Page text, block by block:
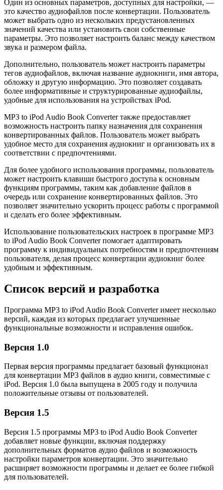
Один из основных параметров, доступных для настройки, —
это качество аудиофайлов после конвертации. Пользователь
может выбрать одно из нескольких предустановленных
значений качества или установить свои собственные
параметры. Это позволяет настроить баланс между качеством
звука и размером файла.
Дополнительно, пользователь может настроить параметры
тегов аудиофайлов, включая название аудиокниги, имя автора,
обложку и другую информацию. Это позволяет создавать
более информативные и структурированные аудиофайлы,
удобные для использования на устройствах iPod.
MP3 to iPod Audio Book Converter также предоставляет
возможность настроить папку назначения для сохранения
конвертированных файлов. Пользователь может выбрать
удобное место для сохранения аудиокниг и организовать их в
соответствии с предпочтениями.
Для более удобного использования программы, пользователь
может настроить клавиши быстрого доступа к основным
функциям программы, таким как добавление файлов в
очередь или сохранение конвертированных файлов. Это
позволяет значительно ускорить процесс работы с программой
и сделать его более эффективным.
Использование пользовательских настроек в программе MP3
to iPod Audio Book Converter помогает адаптировать
программу к индивидуальных потребностям и предпочтениям
пользователя, делая процесс конвертации аудиокниг более
удобным и эффективным.
Список версий и разработка
Программа MP3 to iPod Audio Book Converter имеет несколько
версий, каждая из которых предлагает улучшенные
функциональные возможности и исправления ошибок.
Версия 1.0
Первая версия программы предлагает базовый функционал
для конвертации MP3 файлов в аудио книги, совместимые с
iPod. Версия 1.0 была выпущена в 2005 году и получила
положительные отзывы от пользователей.
Версия 1.5
Версия 1.5 программы MP3 to iPod Audio Book Converter
добавляет новые функции, включая поддержку
дополнительных форматов аудио файлов и возможность
настройки параметров конвертации. Это значительно
расширяет возможности программы и делает ее более гибкой
для пользователей.